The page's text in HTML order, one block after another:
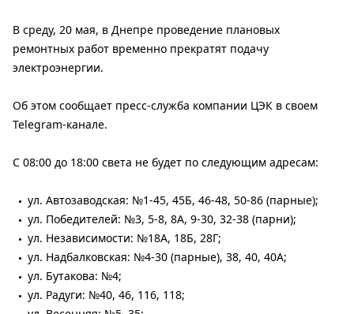
В среду, 20 мая, в Днепре проведение плановых
ремонтных работ временно прекратят подачу
электроэнергии.
Об этом сообщает пресс-служба компании ЦЭК в своем
Telegram-канале.
С 08:00 до 18:00 света не будет по следующим адресам:
ул. Автозаводская: №1-45, 45Б, 46-48, 50-86 (парные);
ул. Победителей: №3, 5-8, 8А, 9-30, 32-38 (парни);
ул. Независимости: №18А, 18Б, 28Г;
ул. Надбалковская: №4-30 (парные), 38, 40, 40А;
ул. Бутакова: №4;
ул. Радуги: №40, 46, 116, 118;